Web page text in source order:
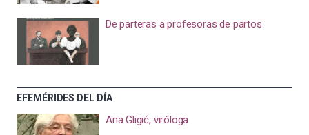
De parteras a profesoras de partos
EFEMÉRIDES DEL DÍA
Ana Gligić, viróloga